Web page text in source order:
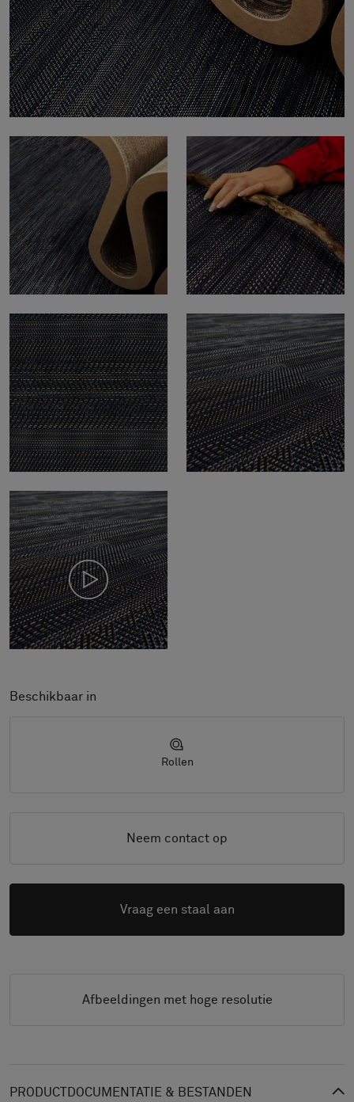
Beschikbaar in
Rollen
Neem contact op
Vraag een staal aan
Afbeeldingen met hoge resolutie
PRODUCTDOCUMENTATIE & BESTANDEN